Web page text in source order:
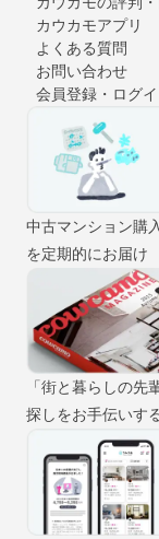
カウカモアプリ
よくある質問
お問い合わせ
会員登録・ログ
中古マンション購
を定期的にお届け
「街と暮らしの
探しをお手伝いす